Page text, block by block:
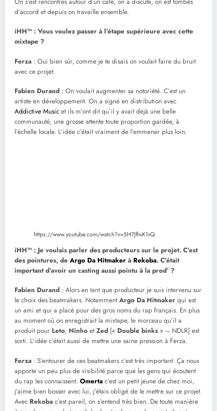
d’accord et depuis on travaille ensemble.
iHH™ : Vous voulez passer à l’étape supérieure avec cette
mixtape ?
Ferza : Oui bien sûr, comme je te disais on voulait faire du bruit
avec ce projet.
Fabien Durand : On voulait augmenter sa notoriété. C’est un
artiste en développement. On a signé en distribution avec
Addictive Music et ils m’ont dit qu’il y avait déjà une belle
communauté, une grosse attente toute proportion gardée, à
l’échelle locale. L’idée c’était vraiment de l’emmener plus loin.
https://www.youtube.com/watch?v=5H7JfhvX1vQ
iHH™ : Je voulais parler des producteurs sur le projet. C’est
des pointures, de Argo Da Hitmaker à Rekoba. C’était
important d’avoir un casting aussi pointu à la prod° ?
Fabien Durand : Alors en tant que producteur je suis intervenu sur
le choix des beatmakers. NotammentArgo Da Hitmaker qui est
un ami et qui a placé pour des gros noms du rap français. En plus
au moment où on enregistrait la mixtape, le morceau qu’il a
produit pour Leto, Ninho etZed [« Double binks » – NDLR] est
sorti. L’idée c’était aussi de mettre une saine pression à Ferza.
Ferza : S’entourer de ces beatmakers c’est très important. Ça nous
apporte un peu plus de visibilité parce que les gens qui écoutent
du rap les connaissent. Omerta c’est un petit jeune de chez moi,
j’aime bien bosser avec lui, j’étais obligé de le mettre sur ce projet.
Avec Rekoba c’est pareil, on s’entend très bien. De toute manière